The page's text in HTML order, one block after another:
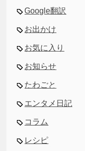
Google翻訳
お出かけ
お気に入り
お知らせ
たわごと
エンタメ日記
コラム
レシピ